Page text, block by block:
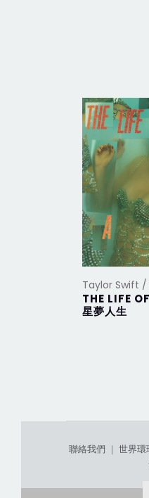
Taylor Swift /
THE LIFE
星夢人生
聯絡我們 ｜ 世界環